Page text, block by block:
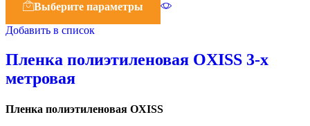
Выберите параметры
Добавить в список
Пленка полиэтиленовая OXISS 3-х
метровая
Пленка полиэтиленовая OXISS